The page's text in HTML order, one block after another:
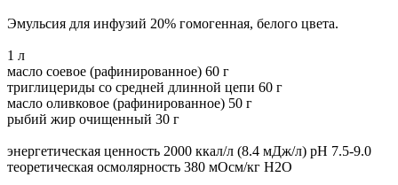
Эмульсия для инфузий 20% гомогенная, белого цвета.
1 л
масло соевое (рафинированное) 60 г
триглицериды со средней длинной цепи 60 г
масло оливковое (рафинированное) 50 г
рыбий жир очищенный 30 г
энергетическая ценность 2000 ккал/л (8.4 мДж/л) рН 7.5-9.0
теоретическая осмолярность 380 мОсм/кг Н2О